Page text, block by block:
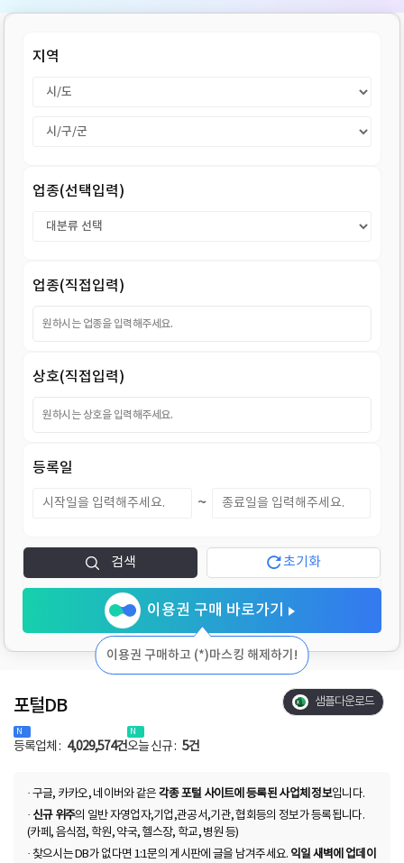
지역
업종(선택입력)
업종(직접입력)
상호(직접입력)
등록일
~
검색 초기화
이용권 구매 바로가기
이용권 구매하고 (*)마스킹 해제하기!
포털DB
등록업체 : 4,029,574건오늘 신규 : 5건
샘플다운로드
· 구글, 카카오, 네이버와 같은 각종 포털 사이트에 등록된 사업체 정보입니다.
· 신규 위주의 일반 자영업자,기업,관공서,기관, 협회등의 정보가 등록됩니다.
(카페, 음식점, 학원, 약국, 헬스장, 학교, 병원 등)
· 찾으시는 DB가 없다면 1:1문의 게시판에 글을 남겨주세요. 익일 새벽에 업데이